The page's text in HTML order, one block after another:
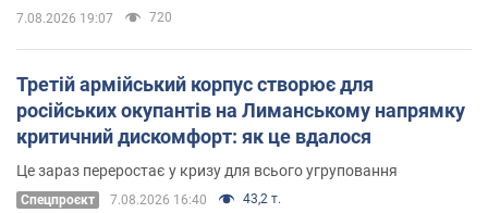
7.08.2026 19:07 720
Третій армійський корпус створює для
російських окупантів на Лиманському напрямку
критичний дискомфорт: як це вдалося
Це зараз переростає у кризу для всього угруповання
Cпецпроєкт 7.08.2026 16:40 43,2 т.